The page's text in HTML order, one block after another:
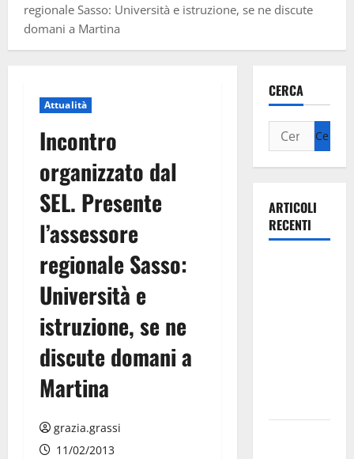
regionale Sasso: Università e istruzione, se ne discute
domani a Martina
Attualità
Incontro
organizzato dal
SEL. Presente
l’assessore
regionale Sasso:
Università e
istruzione, se ne
discute domani a
Martina
grazia.grassi
11/02/2013
CERCA
ARTICOLI
RECENTI